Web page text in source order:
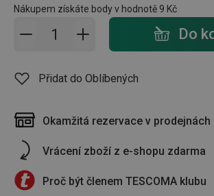
Nákupem získáte body v hodnotě 9 Kč
Přidat do košíku - počet Do
Přidat do Oblíbených
Okamžitá rezervace v prodejnách
Vrácení zboží z e-shopu zdarma
Proč být členem TESCOMA klubu